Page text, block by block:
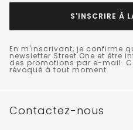
S'INSCRIRE À
En m'inscrivant, je confirme
newsletter Street One et être
des promotions par e-mail.
révoqué à tout moment.
Contactez-nous